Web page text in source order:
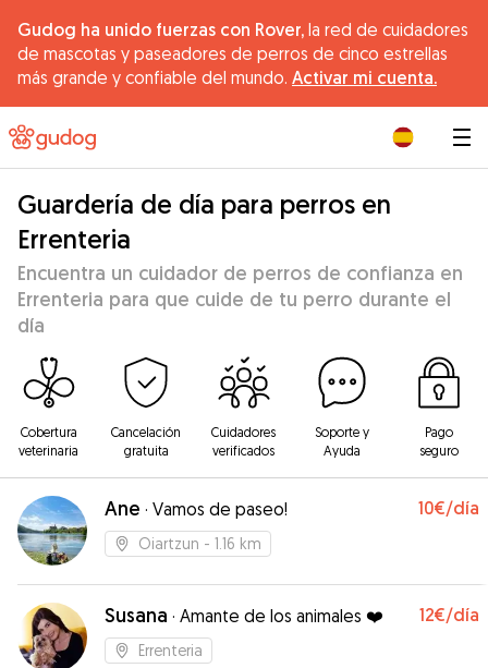
Gudog ha unido fuerzas con Rover, la red de cuidadores
de mascotas y paseadores de perros de cinco estrellas
más grande y confiable del mundo. Activar mi cuenta.
Guardería de día para perros en
Errenteria
Encuentra un cuidador de perros de confianza en
Errenteria para que cuide de tu perro durante el
día
Cobertura
veterinaria
Cancelación
gratuita
Cuidadores
verificados
Soporte y
Ayuda
Pago
seguro
Ane · Vamos de paseo! 10€/día
Oiartzun - 1.16 km
Susana · Amante de los animales ❤️ 12€/día
Errenteria